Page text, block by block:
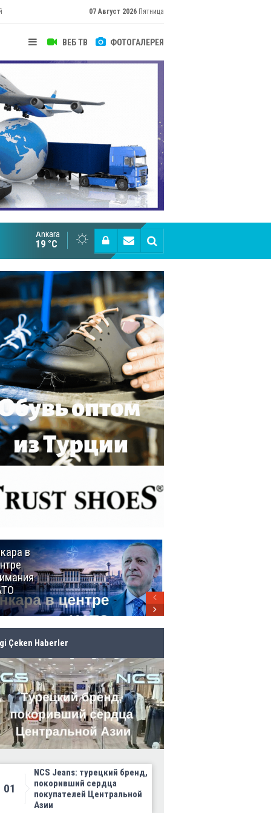
07 Август 2026 Пятница
ВЕБ ТВ ФОТОГАЛЕРЕЯ
Великий Шёлковый путь объединяет таланты в
Ankara
19 °C
в
Çeken Haberler
01
NCS Jeans: турецкий бренд,
покоривший сердца
покупателей Центральной
Азии